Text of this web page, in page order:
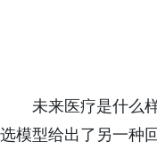
未来医疗是什么
选模型给出了另一种